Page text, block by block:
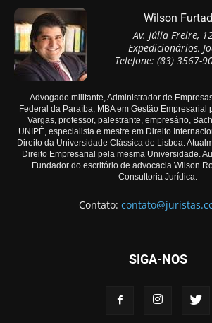
Wilson
Av. Júlia Freire,
Expedicionários,
Telefone: (83) 3567-
Advogado militante, Administrador de
Federal da Paraíba, MBA em Gestão Empresarial
Vargas, professor, palestrante, empresário,
UNIPÊ, especialista e mestre em Direito
Direito da Universidade Clássica de Lisboa.
Direito Empresarial pela mesma Universidade.
Fundador do escritório de advocacia Wilson
Consultoria Jurídica.
Contato:
SIGA-NOS